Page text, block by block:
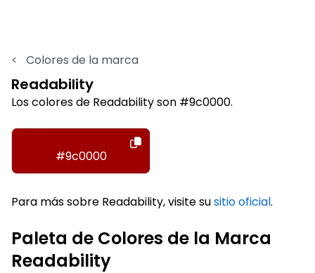
< Colores de la marca
Readability
Los colores de Readability son #9c0000.
#9c0000
Para más sobre Readability, visite susitio oficial.
Paleta de Colores de la Marca
Readability